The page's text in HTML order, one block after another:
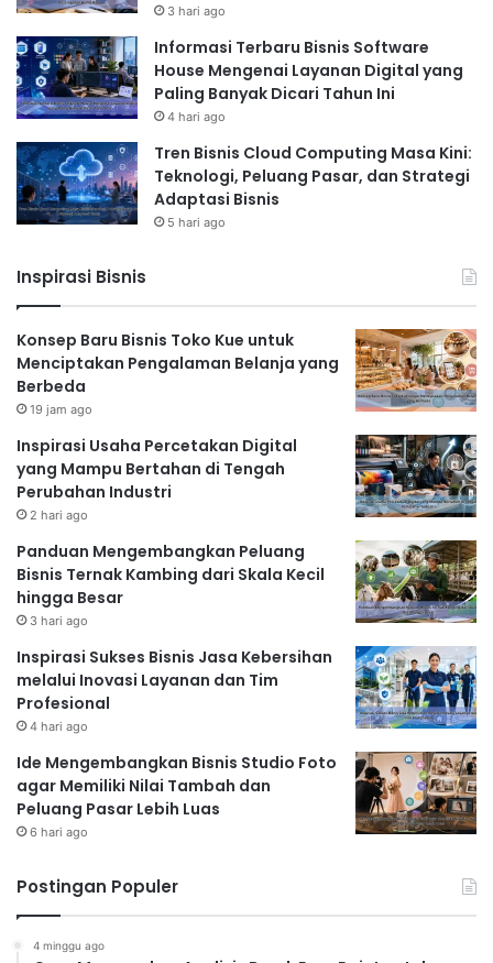
3 hari ago
Informasi Terbaru Bisnis Software
House Mengenai Layanan Digital yang
Paling Banyak Dicari Tahun Ini
4 hari ago
Tren Bisnis Cloud Computing Masa Kini:
Teknologi, Peluang Pasar, dan Strategi
Adaptasi Bisnis
5 hari ago
Inspirasi Bisnis
Konsep Baru Bisnis Toko Kue untuk
Menciptakan Pengalaman Belanja yang
Berbeda
19 jam ago
Inspirasi Usaha Percetakan Digital
yang Mampu Bertahan di Tengah
Perubahan Industri
2 hari ago
Panduan Mengembangkan Peluang
Bisnis Ternak Kambing dari Skala Kecil
hingga Besar
3 hari ago
Inspirasi Sukses Bisnis Jasa Kebersihan
melalui Inovasi Layanan dan Tim
Profesional
4 hari ago
Ide Mengembangkan Bisnis Studio Foto
agar Memiliki Nilai Tambah dan
Peluang Pasar Lebih Luas
6 hari ago
Postingan Populer
4 minggu ago